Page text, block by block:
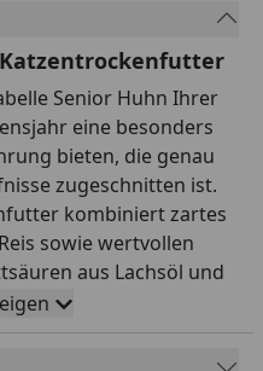
Senior Huhn Ihrer
eine besonders
bieten, die genau
zugeschnitten ist.
kombiniert zartes
sowie wertvollen
aus Lachsöl und
empfindlichen
Rezeptur